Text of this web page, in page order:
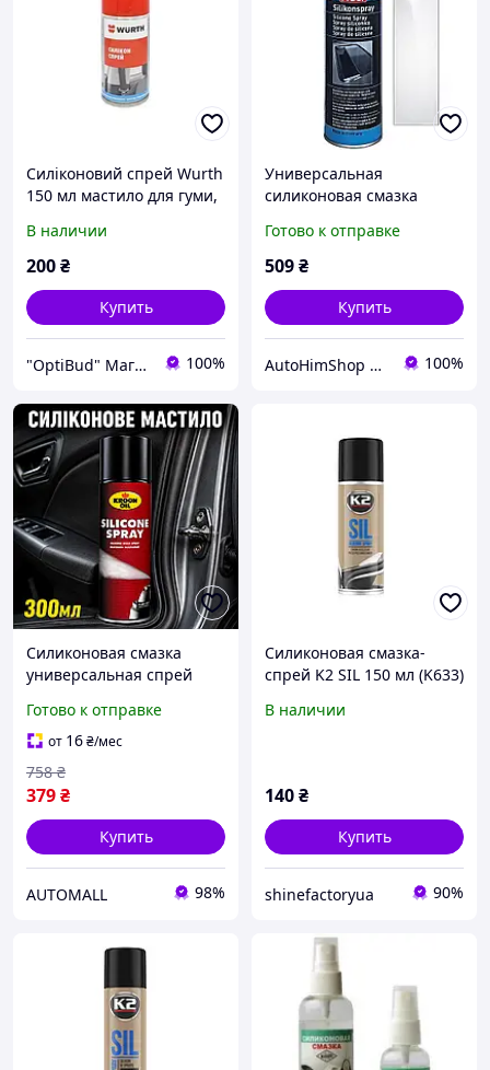
Силіконовий спрей Wurth
150 мл мастило для гуми,
антистатик, захист від
вологи
В наличии
200₴
Купить
"OptiBud" Магазин будматеріалів 100%
Универсальная
силиконовая смазка
Spray 300мл
Готово к отправке
509₴
Купить
AutoHimShop интернет-магазин автохимии 100%
Силиконовая смазка
универсальная спрей
300 мл (KL 40017)
Готово к отправке
от 16₴/мес
379₴
758 ₴
Купить
AUTOMALL 98%
Силиконовая смазка-
спрей K2 SIL 150 мл (K633)
аэрозоль для резины
В наличии
140₴
Купить
shinefactoryua 90%